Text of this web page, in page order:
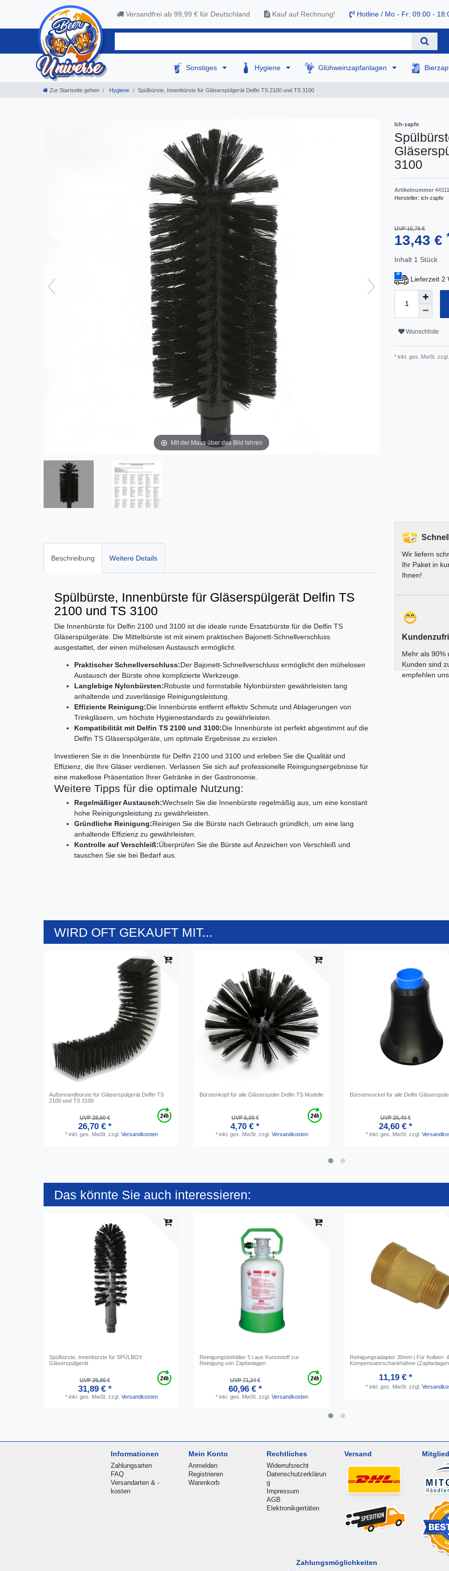
Versandfrei ab 99,99 € für Deutschland Kauf auf Rechnung! Hotline / Mo - Fr: 09:00 -
Sonstiges Hygiene Glühweinzapfanlagen
Zur Startseite gehen Hygiene Spülbürste, Innenbürste für Gläserspülgerät Delfin TS 2100 und TS 3100
Mit der Maus über das Bild fahren
Ich-zapfe
3100
Artikelnummer
Hersteller: ich-zapfe
UVP 16,79 €
13,43 €
Inhalt 1 Stück
Lieferzeit 2
Wunschliste
* inkl. ges. MwSt. zzgl.
Beschreibung Weitere Details
Spülbürste, Innenbürste für Gläserspülgerät Delfin TS
2100 und TS 3100
Die Innenbürste für Delfin 2100 und 3100 ist die ideale runde Ersatzbürste für die Delfin TS
Gläserspülgeräte. Die Mittelbürste ist mit einem praktischen Bajonett-Schnellverschluss
ausgestattet, der einen mühelosen Austausch ermöglicht.
Praktischer Schnellverschluss:Der Bajonett-Schnellverschluss ermöglicht den mühelosen
Austausch der Bürste ohne komplizierte Werkzeuge.
Langlebige Nylonbürsten:Robuste und formstabile Nylonbürsten gewährleisten lang
anhaltende und zuverlässige Reinigungsleistung.
Effiziente Reinigung:Die Innenbürste entfernt effektiv Schmutz und Ablagerungen von
Trinkgläsern, um höchste Hygienestandards zu gewährleisten.
Kompatibilität mit Delfin TS 2100 und 3100:Die Innenbürste ist perfekt abgestimmt auf die
Delfin TS Gläserspülgeräte, um optimale Ergebnisse zu erzielen.
Investieren Sie in die Innenbürste für Delfin 2100 und 3100 und erleben Sie die Qualität und
Effizienz, die Ihre Gläser verdienen. Verlassen Sie sich auf professionelle Reinigungsergebnisse für
eine makellose Präsentation Ihrer Getränke in der Gastronomie.
Weitere Tipps für die optimale Nutzung:
Regelmäßiger Austausch:Wechseln Sie die Innenbürste regelmäßig aus, um eine konstant
hohe Reinigungsleistung zu gewährleisten.
Gründliche Reinigung:Reinigen Sie die Bürste nach Gebrauch gründlich, um eine lang
anhaltende Effizienz zu gewährleisten.
Kontrolle auf Verschleiß:Überprüfen Sie die Bürste auf Anzeichen von Verschleiß und
tauschen Sie sie bei Bedarf aus.
Wir liefern
Ihr Paket in
Ihnen!
Mehr als 90%
Kunden sind
empfehlen
WIRD OFT GEKAUFT MIT...
Außenrandbürste für Gläserspülgerät Delfin TS
2100 und TS 3100
UVP 28,60 €
26,70 € *
* inkl. ges. MwSt. zzgl. Versandkosten
Bürstenkopf für alle Gläserspüler Delfin TS Modelle
UVP 5,00 €
4,70 € *
* inkl. ges. MwSt. zzgl. Versandkosten
Bürstensockel für alle Delfin
UVP 26,40 €
24,60 € *
* inkl. ges. MwSt. zzgl.
Das könnte Sie auch interessieren:
Spülbürste, Innenbürste für SPÜLBOY
Gläserspülgerät
UVP 39,86 €
31,89 € *
* inkl. ges. MwSt. zzgl. Versandkosten
Reinigungsbehälter 5 l aus Kunststoff zur
Reinigung von Zapfanlagen
UVP 71,34 €
60,96 € *
* inkl. ges. MwSt. zzgl. Versandkosten
Reinigungsadapter 30mm | Für Kolben-
Kompensatorschankhähne
11,19 € *
* inkl. ges. MwSt. zzgl.
Informationen
Zahlungsarten
FAQ
Versandarten & -
kosten
Mein Konto
Anmelden
Registrieren
Warenkorb
Rechtliches
Widerrufsrecht
Datenschutzerklärun
g
Impressum
AGB
Elektronikgertäten
Versand
Zahlungsmöglichkeiten